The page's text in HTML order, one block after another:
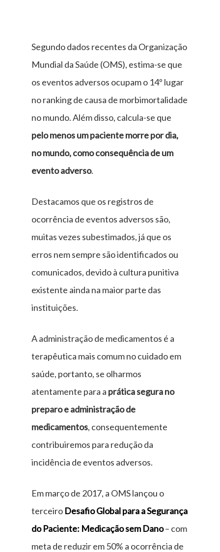
Segundo dados recentes da Organização
Mundial da Saúde (OMS), estima-se que
os eventos adversos ocupam o 14º lugar
no ranking de causa de morbimortalidade
no mundo. Além disso, calcula-se que
pelo menos um paciente morre por dia,
no mundo, como consequência de um
evento adverso.
Destacamos que os registros de
ocorrência de eventos adversos são,
muitas vezes subestimados, já que os
erros nem sempre são identificados ou
comunicados, devido à cultura punitiva
existente ainda na maior parte das
instituições.
A administração de medicamentos é a
terapêutica mais comum no cuidado em
saúde, portanto, se olharmos
atentamente para a prática segura no
preparo e administração de
medicamentos, consequentemente
contribuiremos para redução da
incidência de eventos adversos.
Em março de 2017, a OMS lançou o
terceiro Desafio Global para a Segurança
do Paciente: Medicação sem Dano– com
meta de reduzir em 50% a ocorrência de